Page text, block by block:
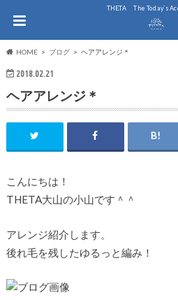
THE.TA The Today`s
HOME ブログ ヘアアレンジ＊
2018.02.21
ヘアアレンジ＊
こんにちは！
THETA大山の小山です＾＾
アレンジ紹介します。
後れ毛を残したゆるっと編み！